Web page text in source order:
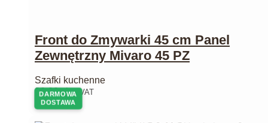
DARMOWA
DOSTAWA
Front do Zmywarki 45 cm Panel
Zewnętrzny Mivaro 45 PZ
Szafki kuchenne
80,00zł z VAT